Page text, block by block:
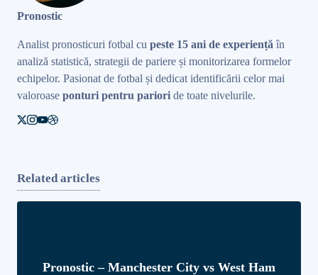
Pronostic
Analist pronosticuri fotbal cu peste 15 ani de experiență în
analiză statistică, strategii de pariere și monitorizarea formelor
echipelor. Pasionat de fotbal și dedicat identificării celor mai
valoroase ponturi pentru pariori de toate nivelurile.
Related articles
Pronostic – Manchester City vs West Ham